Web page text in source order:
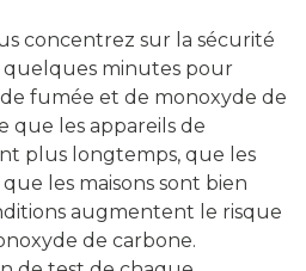
concentrez sur la sécurité
minutes pour
fumée et de monoxyde de
que les appareils de
plus longtemps, que les
les maisons sont bien
augmentent le risque
de carbone.